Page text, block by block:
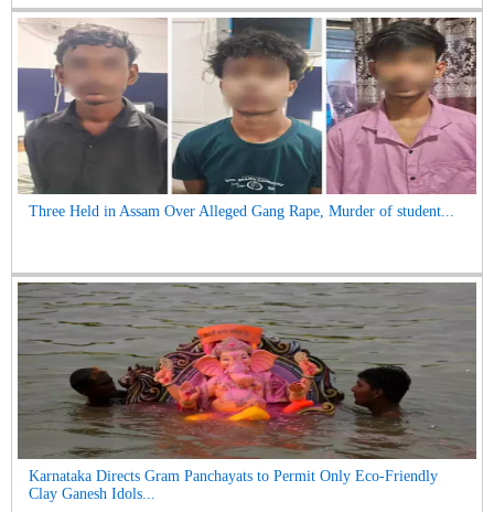
Three Held in Assam Over Alleged Gang Rape, Murder of student...
Karnataka Directs Gram Panchayats to Permit Only Eco-Friendly
Clay Ganesh Idols...